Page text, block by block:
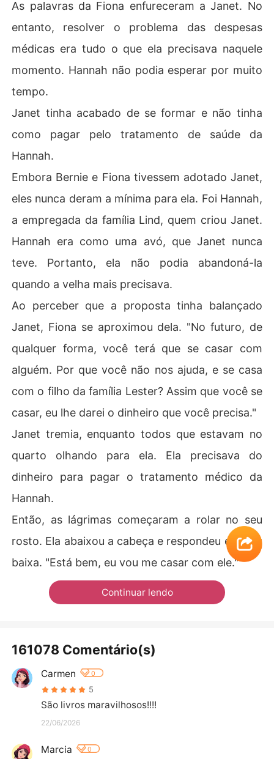
As palavras da Fiona enfureceram a Janet. No
entanto, resolver o problema das despesas
médicas era tudo o que ela precisava naquele
momento. Hannah não podia esperar por muito
tempo.
Janet tinha acabado de se formar e não tinha
como pagar pelo tratamento de saúde da
Hannah.
Embora Bernie e Fiona tivessem adotado Janet,
eles nunca deram a mínima para ela. Foi Hannah,
a empregada da família Lind, quem criou Janet.
Hannah era como uma avó, que Janet nunca
teve. Portanto, ela não podia abandoná-la
quando a velha mais precisava.
Ao perceber que a proposta tinha balançado
Janet, Fiona se aproximou dela. "No futuro, de
qualquer forma, você terá que se casar com
alguém. Por que você não nos ajuda, e se casa
com o filho da família Lester? Assim que você se
casar, eu lhe darei o dinheiro que você precisa."
Janet tremia, enquanto todos que estavam no
quarto olhando para ela. Ela precisava do
dinheiro para pagar o tratamento médico da
Hannah.
Então, as lágrimas começaram a rolar no seu
rosto. Ela abaixou a cabeça e respondeu em voz
baixa. "Está bem, eu vou me casar com ele."
Continuar lendo
161078 Comentário(s)
Carmen 0
5
São livros maravilhosos!!!!
22/06/2026
Marcia 0